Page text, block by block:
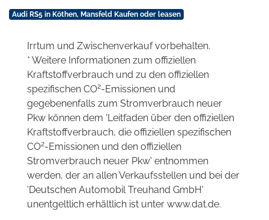
Audi RS5 in Köthen, Mansfeld Kaufen oder leasen
Irrtum und Zwischenverkauf vorbehalten.
* Weitere Informationen zum offiziellen
Kraftstoffverbrauch und zu den offiziellen
spezifischen CO2-Emissionen und
gegebenenfalls zum Stromverbrauch neuer
Pkw können dem 'Leitfaden über den offiziellen
Kraftstoffverbrauch, die offiziellen spezifischen
CO2-Emissionen und den offiziellen
Stromverbrauch neuer Pkw' entnommen
werden, der an allen Verkaufsstellen und bei der
'Deutschen Automobil Treuhand GmbH'
unentgeltlich erhältlich ist unter www.dat.de.